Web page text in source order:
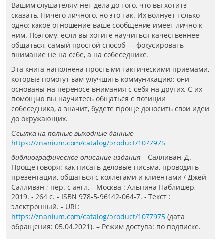
Вашим слушателям нет дела до того, что вы хотите
сказать. Ничего личного, но это так. Их волнует только
одно: какое отношение ваше сообщение имеет лично к
ним. Поэтому, если вы хотите научиться качественнее
общаться, самый простой способ — фокусировать
внимание не на себе, а на собеседнике.
Эта книга наполнена простыми тактическими приемами,
которые помогут вам улучшить коммуникацию: они
основаны на переносе внимания с себя на других. С их
помощью вы научитесь общаться с позиции
собеседника, а значит, будете проще доносить свои идеи
до окружающих.
Ссылка на полные выходные данные –
https://znanium.com/catalog/product/1077975
библиографическое описание издания – Салливан, Д.
Проще говоря: как писать деловые письма, проводить
презентации, общаться с коллегами и клиентами / Джей
Салливан ; пер. с англ. - Москва : Альпина Паблишер,
2019. - 264 с. - ISBN 978-5-96142-064-7. - Текст :
электронный. - URL:
https://znanium.com/catalog/product/1077975 (дата
обращения: 05.04.2021). – Режим доступа: по подписке.